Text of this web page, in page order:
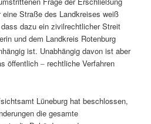
eine Straße des Landkreises weiß
dazu ein zivilrechtlicher Streit
und dem Landkreis Rotenburg
ist. Unabhängig davon ist aber
öffentlich– rechtliche Verfahren
Lüneburg hat beschlossen,
die gesamte